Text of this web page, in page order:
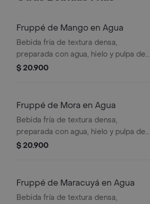
Fruppé de Mango en Agua
Bebida fría de textura densa,
preparada con agua, hielo y pulpa de
mango. Contiene azúcar añadida.
$ 20.900
Fruppé de Mora en Agua
Bebida fría de textura densa,
preparada con agua, hielo y pulpa de
mora. Contiene azúcar añadida.
$ 20.900
Fruppé de Maracuyá en Agua
Bebida fría de textura densa,